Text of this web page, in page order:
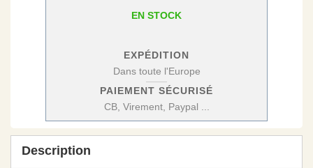
EN STOCK
EXPÉDITION
Dans toute l'Europe
PAIEMENT SÉCURISÉ
CB, Virement, Paypal ...
Description